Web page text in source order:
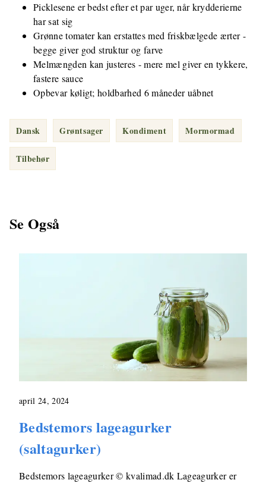
Picklesene er bedst efter et par uger, når krydderierne
har sat sig
Grønne tomater kan erstattes med friskbælgede ærter -
begge giver god struktur og farve
Melmængden kan justeres - mere mel giver en tykkere,
fastere sauce
Opbevar køligt; holdbarhed 6 måneder uåbnet
Dansk Grøntsager Kondiment Mormormad
Tilbehør
Se Også
april 24, 2024
Bedstemors lageagurker
(saltagurker)
Bedstemors lageagurker © kvalimad.dk Lageagurker er